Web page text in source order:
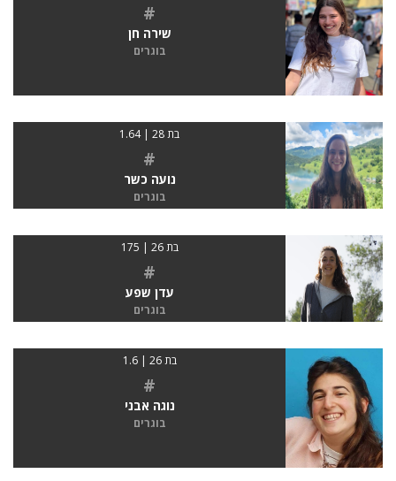
#
שירה חן
בוגרים
בת 28 | 1.64
#
נועה כשר
בוגרים
בת 26 | 175
#
עדן שפע
בוגרים
בת 26 | 1.6
#
נוגה אבני
בוגרים